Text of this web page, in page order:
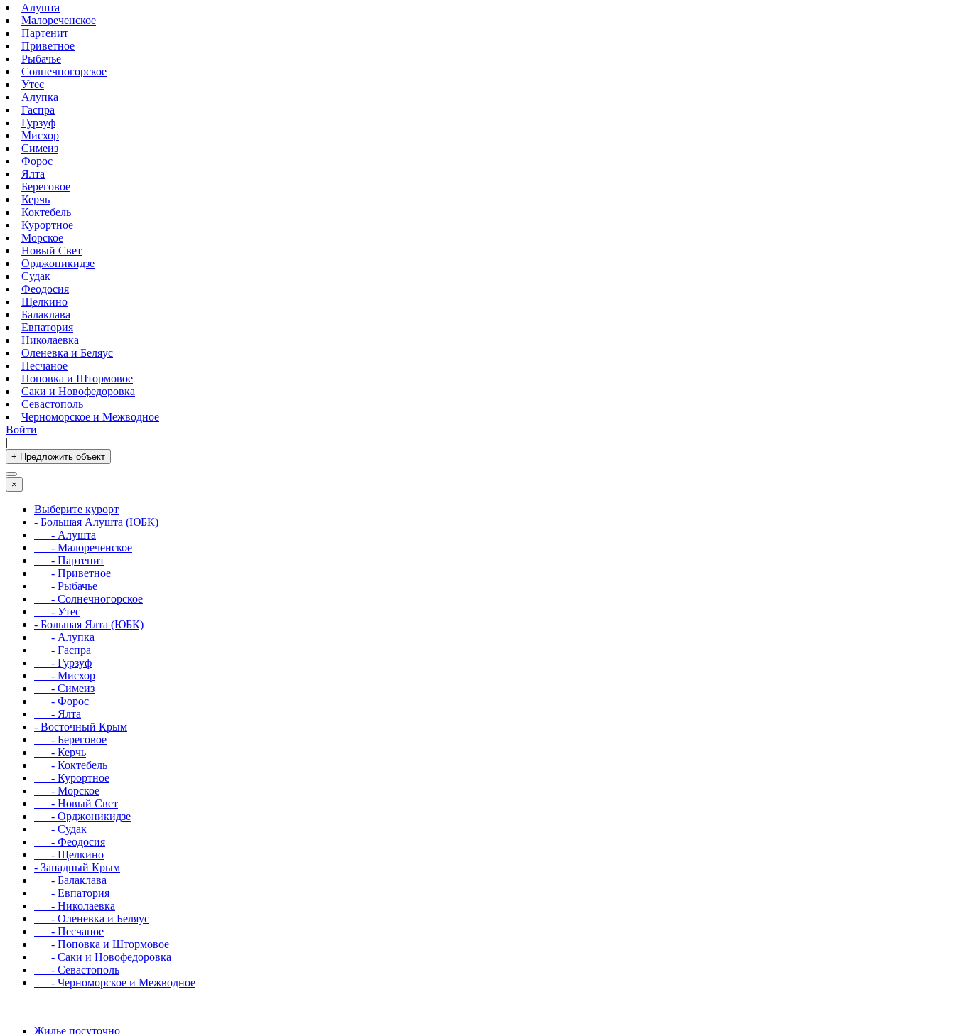
Алушта
Малореченское
Партенит
Приветное
Рыбачье
Солнечногорское
Утес
Алупка
Гаспра
Гурзуф
Мисхор
Симеиз
Форос
Ялта
Береговое
Керчь
Коктебель
Курортное
Морское
Новый Свет
Орджоникидзе
Судак
Феодосия
Щелкино
Балаклава
Евпатория
Николаевка
Оленевка и Беляус
Песчаное
Поповка и Штормовое
Саки и Новофедоровка
Севастополь
Черноморское и Межводное
Войти
|
+ Предложить объект
×
Выберите курорт
- Большая Алушта (ЮБК)
- Алушта
- Малореченское
- Партенит
- Приветное
- Рыбачье
- Солнечногорское
- Утес
- Большая Ялта (ЮБК)
- Алупка
- Гаспра
- Гурзуф
- Мисхор
- Симеиз
- Форос
- Ялта
- Восточный Крым
- Береговое
- Керчь
- Коктебель
- Курортное
- Морское
- Новый Свет
- Орджоникидзе
- Судак
- Феодосия
- Щелкино
- Западный Крым
- Балаклава
- Евпатория
- Николаевка
- Оленевка и Беляус
- Песчаное
- Поповка и Штормовое
- Саки и Новофедоровка
- Севастополь
- Черноморское и Межводное
Жилье посуточно